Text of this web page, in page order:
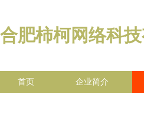
合肥柿柯网络科技
首页 企业简介